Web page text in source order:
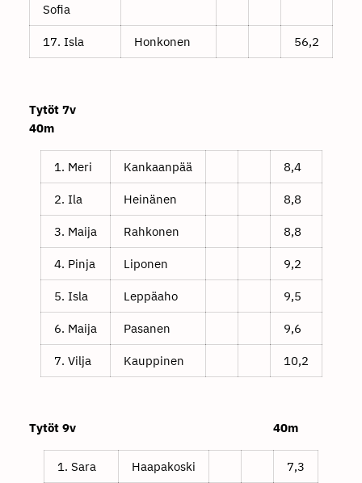
Sofia
17. Isla Honkonen 56,2
Tytöt 7v
40m
1. Meri Kankaanpää 8,4
2. Ila Heinänen 8,8
3. Maija Rahkonen 8,8
4. Pinja Liponen 9,2
5. Isla Leppäaho 9,5
6. Maija Pasanen 9,6
7. Vilja Kauppinen 10,2
Tytöt 9v 40m
1. Sara Haapakoski 7,3